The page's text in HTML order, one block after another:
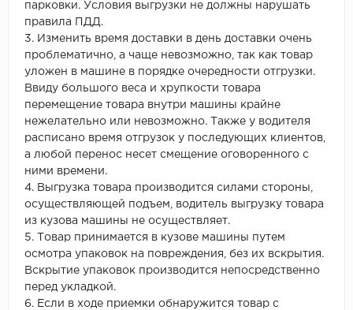
парковки. Условия выгрузки не должны нарушать
правила ПДД.
3. Изменить время доставки в день доставки очень
проблематично, а чаще невозможно, так как товар
уложен в машине в порядке очередности отгрузки.
Ввиду большого веса и хрупкости товара
перемещение товара внутри машины крайне
нежелательно или невозможно. Также у водителя
расписано время отгрузок у последующих клиентов,
а любой перенос несет смещение оговоренного с
ними времени.
4. Выгрузка товара производится силами стороны,
осуществляющей подъем, водитель выгрузку товара
из кузова машины не осуществляет.
5. Товар принимается в кузове машины путем
осмотра упаковок на повреждения, без их вскрытия.
Вскрытие упаковок производится непосредственно
перед укладкой.
6. Если в ходе приемки обнаружится товар с